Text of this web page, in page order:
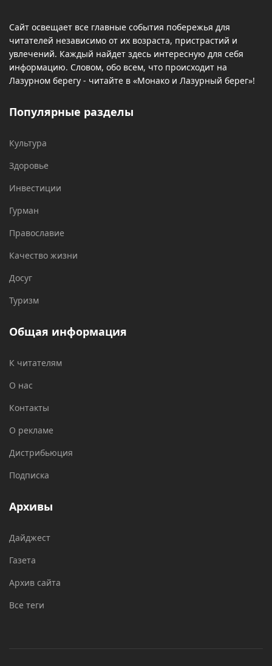
Сайт освещает все главные события побережья для
читателей независимо от их возраста, пристрастий и
увлечений. Каждый найдет здесь интересную для себя
информацию. Словом, обо всем, что происходит на
Лазурном берегу - читайте в «Монако и Лазурный берег»!
Популярные разделы
Культура
Здоровье
Инвестиции
Гурман
Православие
Качество жизни
Досуг
Туризм
Общая информация
К читателям
О нас
Контакты
О рекламе
Дистрибьюция
Подписка
Архивы
Дайджест
Газета
Архив сайта
Все теги